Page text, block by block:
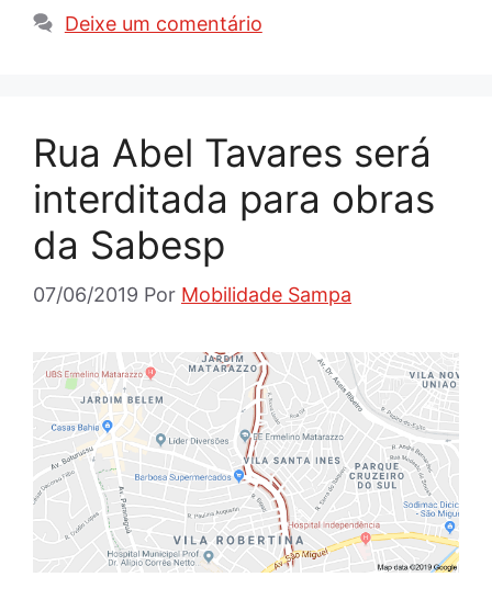
Deixe um comentário
Rua Abel Tavares será
interditada para obras
da Sabesp
07/06/2019 Por Mobilidade Sampa